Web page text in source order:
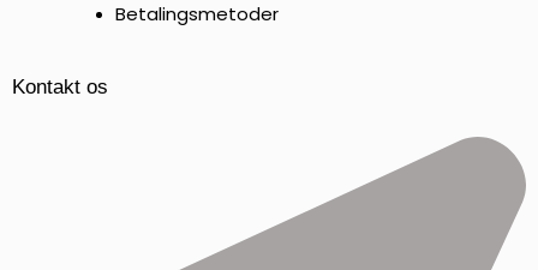
Betalingsmetoder
Kontakt os